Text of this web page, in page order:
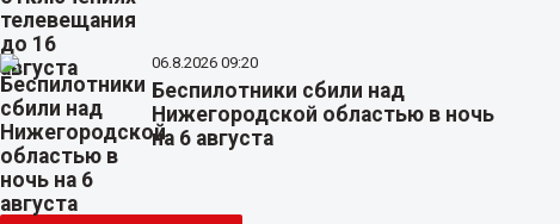
06.8.2026 09:20
Беспилотники сбили над
Нижегородской областью в ночь
на 6 августа